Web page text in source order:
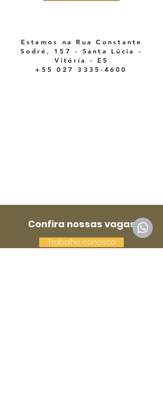
Estamos na Rua Constante
Sodré, 157 - Santa Lúcia -
Vitória - ES
+55 027 3335-4600
Confira nossas vagas
Trabalhe conosco